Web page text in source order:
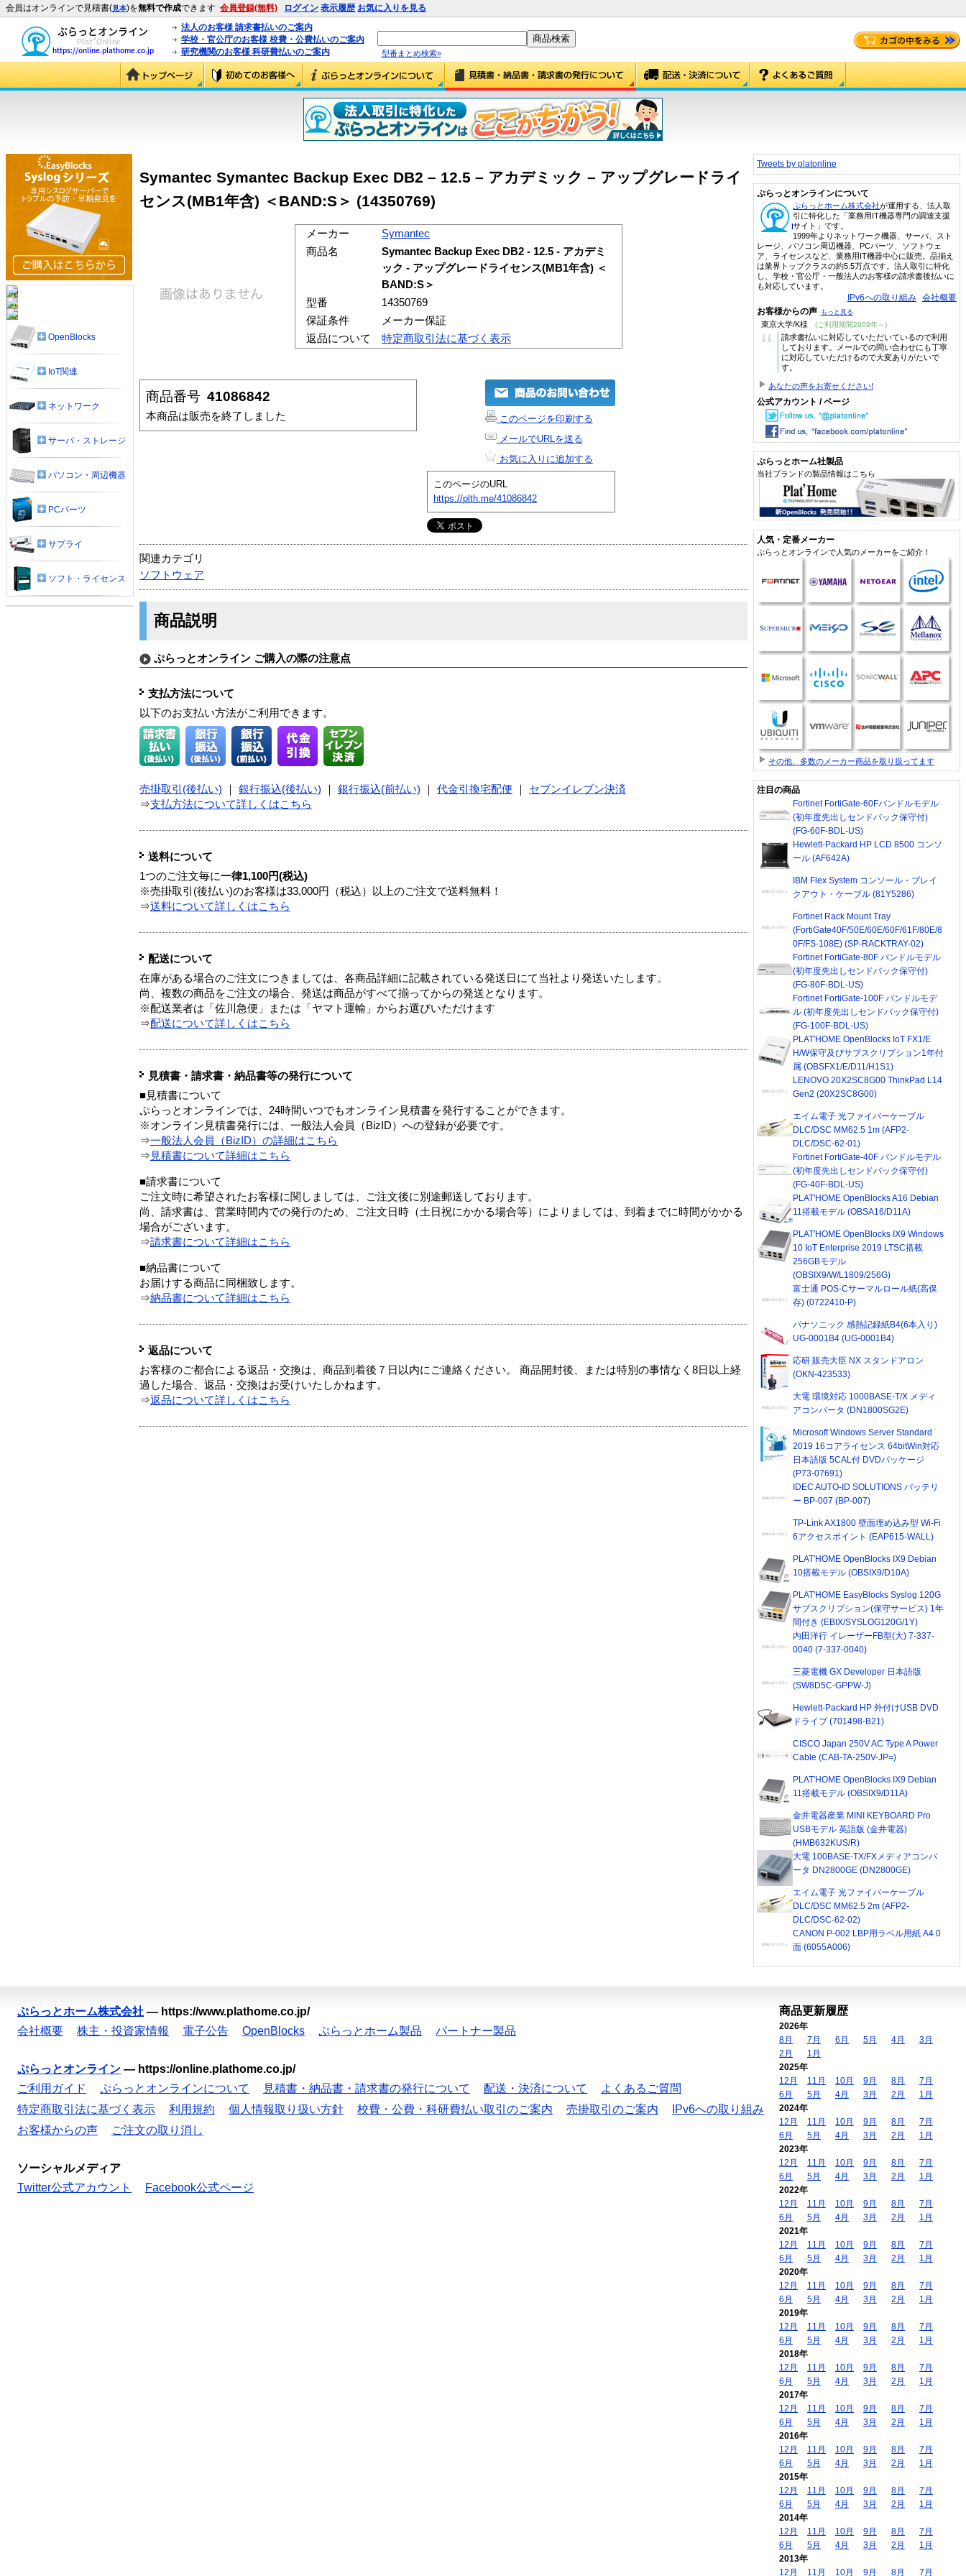
会員はオンラインで見積書(見本)を無料で作成できます 会員登録(無料) ログイン 表示履歴 お気に入りを見る
法人のお客様 請求書払いのご案内
学校・官公庁のお客様 校費・公費払いのご案内
研究機関のお客様 科研費払いのご案内
型番まとめ検索»
Symantec Symantec Backup Exec DB2 – 12.5 – アカデミック – アップグレードライ
センス(MB1年含) ＜BAND:S＞ (14350769)
メーカー
Symantec
商品名
Symantec Backup Exec DB2 - 12.5 - アカデミ
ック - アップグレードライセンス(MB1年含) ＜
BAND:S＞
型番
14350769
保証条件
メーカー保証
返品について
特定商取引法に基づく表示
商品番号 41086842
本商品は販売を終了しました
このページを印刷する
メールでURLを送る
お気に入りに追加する
このページのURL
https://plth.me/41086842
関連カテゴリ
ソフトウェア
商品説明
ぷらっとオンライン ご購入の際の注意点
支払方法について
以下のお支払い方法がご利用できます。
売掛取引(後払い) 銀行振込(後払い) 銀行振込(前払い) 代金引換宅配便
セブンイレブン決済
⇒支払方法について詳しくはこちら
送料について
1つのご注文毎に一律1,100円(税込)
※売掛取引(後払い)のお客様は33,000円（税込）以上のご注文で送料無料！
⇒送料について詳しくはこちら
配送について
在庫がある場合のご注文につきましては、各商品詳細に記載されている発送日にて当社より発送いたします。
尚、複数の商品をご注文の場合、発送は商品がすべて揃ってからの発送となります。
※配送業者は「佐川急便」または「ヤマト運輸」からお選びいただけます
⇒配送について詳しくはこちら
見積書・請求書・納品書等の発行について
■見積書について
ぷらっとオンラインでは、24時間いつでもオンライン見積書を発行することができます。
※オンライン見積書発行には、一般法人会員（BizID）への登録が必要です。
⇒一般法人会員（BizID）の詳細はこちら
⇒ 見積書について詳細はこちら
■請求書について
ご注文時に希望されたお客様に関しましては、ご注文後に別途郵送しております。
尚、請求書は、営業時間内での発行のため、ご注文日時（土日祝にかかる場合等）によりましては、到着までに時間がかかる
場合がございます。
⇒請求書について詳細はこちら
■納品書について
お届けする商品に同梱致します。
⇒納品書について詳細はこちら
返品について
お客様のご都合による返品・交換は、商品到着後７日以内にご連絡ください。 商品開封後、または特別の事情なく8日以上経
過した場合、返品・交換はお受けいたしかねます。
⇒返品について詳しくはこちら
OpenBlocks
IoT関連
ネットワーク
サーバ・ストレージ
パソコン・周辺機器
PCパーツ
サプライ
ソフト・ライセンス
Tweets by platonline
ぷらっとオンラインについて
ぷらっとホーム株式会社が運用する、法人取
引に特化した「業務用IT機器専門の調達支援
サイト」です。
1999年よりネットワーク機器、サーバ、スト
レージ、パソコン周辺機器、PCパーツ、ソフトウェ
ア、ライセンスなど、業務用IT機器中心に販売。品揃え
は業界トップクラスの約5.5万点です。法人取引に特化
し、学校・官公庁・一般法人のお客様の請求書後払いに
も対応しています。
IPv6への取り組み 会社概要
お客様からの声 もっと見る
東京大学/K様 (ご利用期間2009年～)
“
請求書払いに対応していただいているので利用
しております。メールでの問い合わせにも丁寧
に対応していただけるので大変ありがたいで
す。
あなたの声をお寄せください!
公式アカウント / ページ
ぷらっとホーム社製品
当社ブランドの製品情報はこちら
人気・定番メーカー
ぷらっとオンラインで人気のメーカーをご紹介！
その他、多数のメーカー商品を取り扱ってます
注目の商品
Fortinet FortiGate-60Fバンドルモデル
(初年度先出しセンドバック保守付)
(FG-60F-BDL-US)
Hewlett-Packard HP LCD 8500 コンソ
ール (AF642A)
IBM Flex System コンソール・ブレイ
クアウト・ケーブル (81Y5286)
Fortinet Rack Mount Tray
(FortiGate40F/50E/60E/60F/61F/80E/8
0F/FS-108E) (SP-RACKTRAY-02)
Fortinet FortiGate-80F バンドルモデル
(初年度先出しセンドバック保守付)
(FG-80F-BDL-US)
Fortinet FortiGate-100F バンドルモデ
ル (初年度先出しセンドバック保守付)
(FG-100F-BDL-US)
PLAT'HOME OpenBlocks IoT FX1/E
H/W保守及びサブスクリプション1年付
属 (OBSFX1/E/D11/H1S1)
LENOVO 20X2SC8G00 ThinkPad L14
Gen2 (20X2SC8G00)
エイム電子 光ファイバーケーブル
DLC/DSC MM62.5 1m (AFP2-
DLC/DSC-62-01)
Fortinet FortiGate-40F バンドルモデル
(初年度先出しセンドバック保守付)
(FG-40F-BDL-US)
PLAT'HOME OpenBlocks A16 Debian
11搭載モデル (OBSA16/D11A)
PLAT'HOME OpenBlocks IX9 Windows
10 IoT Enterprise 2019 LTSC搭載
256GBモデル
(OBSIX9/W/L1809/256G)
富士通 POS-Cサーマルロール紙(高保
存) (0722410-P)
パナソニック 感熱記録紙B4(6本入り)
UG-0001B4 (UG-0001B4)
応研 販売大臣 NX スタンドアロン
(OKN-423533)
大電 環境対応 1000BASE-T/X メディ
アコンバータ (DN1800SG2E)
Microsoft Windows Server Standard
2019 16コアライセンス 64bitWin対応
日本語版 5CAL付 DVDパッケージ
(P73-07691)
IDEC AUTO-ID SOLUTIONS バッテリ
ー BP-007 (BP-007)
TP-Link AX1800 壁面埋め込み型 Wi-Fi
6アクセスポイント (EAP615-WALL)
PLAT'HOME OpenBlocks IX9 Debian
10搭載モデル (OBSIX9/D10A)
PLAT'HOME EasyBlocks Syslog 120G
サブスクリプション(保守サービス) 1年
間付き (EBIX/SYSLOG120G/1Y)
内田洋行 イレーザーFB型(大) 7-337-
0040 (7-337-0040)
三菱電機 GX Developer 日本語版
(SW8D5C-GPPW-J)
Hewlett-Packard HP 外付けUSB DVD
ドライブ (701498-B21)
CISCO Japan 250V AC Type A Power
Cable (CAB-TA-250V-JP=)
PLAT'HOME OpenBlocks IX9 Debian
11搭載モデル (OBSIX9/D11A)
金井電器産業 MINI KEYBOARD Pro
USBモデル 英語版 (金井電器)
(HMB632KUS/R)
大電 100BASE-TX/FXメディアコンバ
ータ DN2800GE (DN2800GE)
エイム電子 光ファイバーケーブル
DLC/DSC MM62.5 2m (AFP2-
DLC/DSC-62-02)
CANON P-002 LBP用ラベル用紙 A4 0
面 (6055A006)
ぷらっとホーム株式会社 — https://www.plathome.co.jp/
会社概要
株主・投資家情報 電子公告 OpenBlocks ぷらっとホーム製品 パートナー製品
ぷらっとオンライン — https://online.plathome.co.jp/
ご利用ガイド
ぷらっとオンラインについて 見積書・納品書・請求書の発行について 配送・決済について
よくあるご質問
特定商取引法に基づく表示
利用規約 個人情報取り扱い方針 校費・公費・科研費払い取引のご案内 売掛取引のご案内
IPv6への取り組み
お客様からの声
ご注文の取り消し
ソーシャルメディア
Twitter公式アカウント
Facebook公式ページ
商品更新履歴
2026年
8月
7月 6月 5月 4月
3月
2月
1月
2025年
12月
11月 10月 9月 8月
7月
6月
5月 4月 3月 2月
1月
2024年
12月
11月 10月 9月 8月
7月
6月
5月 4月 3月 2月
1月
2023年
12月
11月 10月 9月 8月
7月
6月
5月 4月 3月 2月
1月
2022年
12月
11月 10月 9月 8月
7月
6月
5月 4月 3月 2月
1月
2021年
12月
11月 10月 9月 8月
7月
6月
5月 4月 3月 2月
1月
2020年
12月
11月 10月 9月 8月
7月
6月
5月 4月 3月 2月
1月
2019年
12月
11月 10月 9月 8月
7月
6月
5月 4月 3月 2月
1月
2018年
12月
11月 10月 9月 8月
7月
6月
5月 4月 3月 2月
1月
2017年
12月
11月 10月 9月 8月
7月
6月
5月 4月 3月 2月
1月
2016年
12月
11月 10月 9月 8月
7月
6月
5月 4月 3月 2月
1月
2015年
12月
11月 10月 9月 8月
7月
6月
5月 4月 3月 2月
1月
2014年
12月
11月 10月 9月 8月
7月
6月
5月 4月 3月 2月
1月
2013年
12月
11月 10月 9月 8月 7月